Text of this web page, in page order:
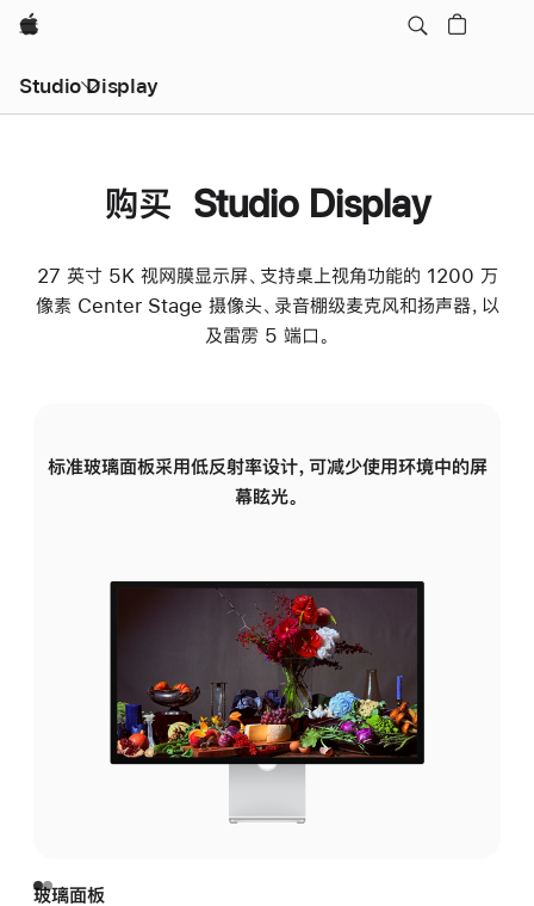
Apple
Studio Display
购买 Studio Display
27 英寸 5K 视网膜显示屏、支持桌上视角功能的 1200 万
像素 Center Stage 摄像头、录音棚级麦克风和扬声器，以
及雷雳 5 端口。
标准玻璃面板采用低反射率设计，可减少使用环境中的屏
幕眩光。
玻璃面板